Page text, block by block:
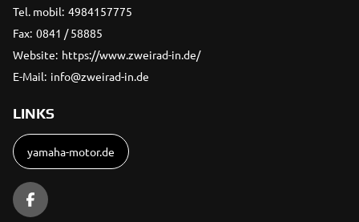
Tel. mobil: 4984157775
Fax: 0841 / 58885
Website: https://www.zweirad-in.de/
E-Mail: info@zweirad-in.de
LINKS
yamaha-motor.de